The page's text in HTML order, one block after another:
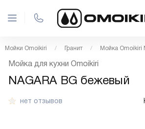
Мойки Omoikiri Гранит Мойка Omoikiri
нет отзывов
Мойка для кухни Omoikiri
NAGARA BG бежевый